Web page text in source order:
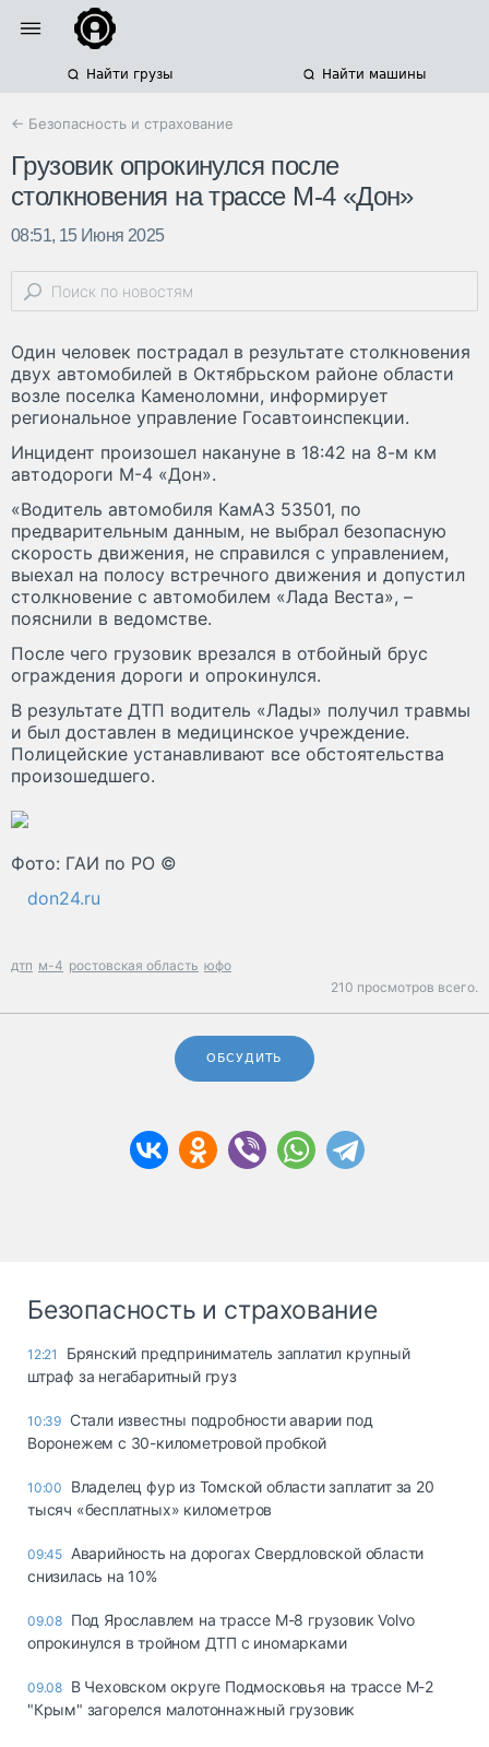
Найти грузы Найти машины
← Безопасность и страхование
Грузовик опрокинулся после
столкновения на трассе М-4 «Дон»
08:51, 15 Июня 2025
Один человек пострадал в результате столкновения
двух автомобилей в Октябрьском районе области
возле поселка Каменоломни, информирует
региональное управление Госавтоинспекции.
Инцидент произошел накануне в 18:42 на 8-м км
автодороги М-4 «Дон».
«Водитель автомобиля КамАЗ 53501, по
предварительным данным, не выбрал безопасную
скорость движения, не справился с управлением,
выехал на полосу встречного движения и допустил
столкновение с автомобилем «Лада Веста», –
пояснили в ведомстве.
После чего грузовик врезался в отбойный брус
ограждения дороги и опрокинулся.
В результате ДТП водитель «Лады» получил травмы
и был доставлен в медицинское учреждение.
Полицейские устанавливают все обстоятельства
произошедшего.
Фото: ГАИ по РО ©
don24.ru
дтп м-4 ростовская область юфо
210 просмотров всего.
ОБСУДИТЬ
Безопасность и страхование
12:21
Брянский предприниматель заплатил крупный
штраф за негабаритный груз
10:39 Стали известны подробности аварии под
Воронежем с 30-километровой пробкой
10:00
Владелец фур из Томской области заплатит за 20
тысяч «бесплатных» километров
09:45 Аварийность на дорогах Свердловской области
снизилась на 10%
09.08 Под Ярославлем на трассе М-8 грузовик Volvo
опрокинулся в тройном ДТП с иномарками
09.08 В Чеховском округе Подмосковья на трассе М-2
"Крым" загорелся малотоннажный грузовик